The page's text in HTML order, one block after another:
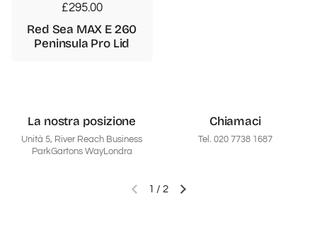
Prezzo di listino
£295.00
Red Sea MAX E 260
Peninsula Pro Lid
La nostra posizione
Unità 5, River Reach Business
ParkGartons WayLondra
Chiamaci
Tel. 020 7738 1687
Diapositiva precedente
Diapositiva successiva
1 / 2